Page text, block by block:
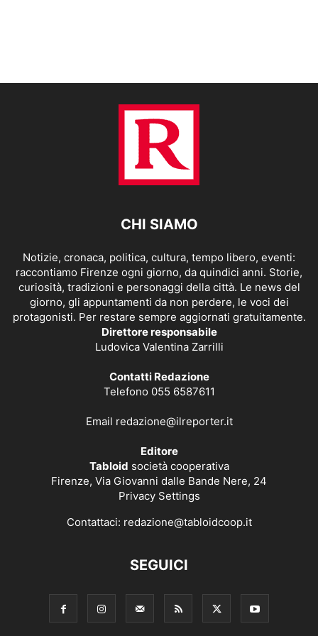
CHI SIAMO
Notizie, cronaca, politica, cultura, tempo libero, eventi:
raccontiamo Firenze ogni giorno, da quindici anni. Storie,
curiosità, tradizioni e personaggi della città. Le news del
giorno, gli appuntamenti da non perdere, le voci dei
protagonisti. Per restare sempre aggiornati gratuitamente.
Direttore responsabile
Ludovica Valentina Zarrilli
Contatti Redazione
Telefono 055 6587611
Email redazione@ilreporter.it
Editore
Tabloid società cooperativa
Firenze, Via Giovanni dalle Bande Nere, 24
Privacy Settings
Contattaci: redazione@tabloidcoop.it
SEGUICI